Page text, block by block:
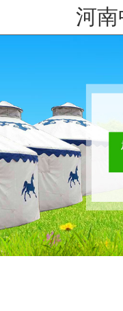
河南